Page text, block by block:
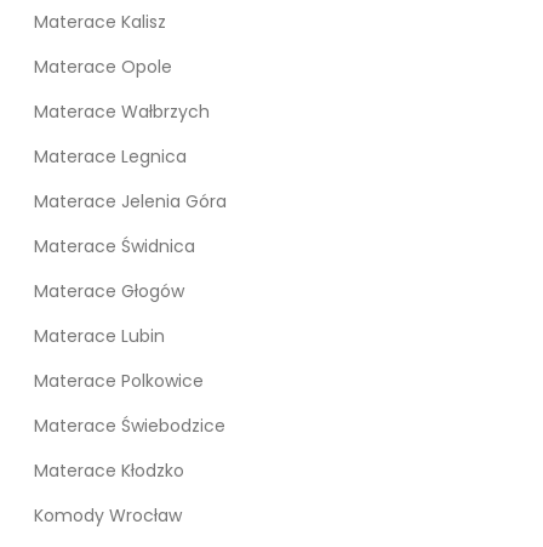
Materace Kalisz
Materace Opole
Materace Wałbrzych
Materace Legnica
Materace Jelenia Góra
Materace Świdnica
Materace Głogów
Materace Lubin
Materace Polkowice
Materace Świebodzice
Materace Kłodzko
Komody Wrocław